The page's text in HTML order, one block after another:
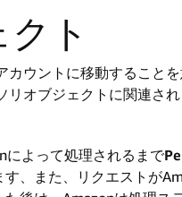
ト
ウントに移動すること
オブジェクトに関連さ
によって処理されるまで
、また、リクエストが